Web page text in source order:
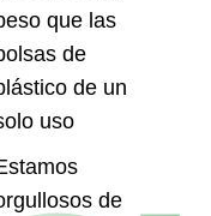
que las
de
de un
uso
de